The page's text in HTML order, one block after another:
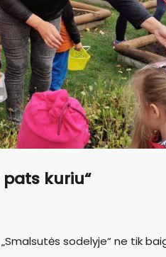
kuriu“
sodelyje“ ne tik